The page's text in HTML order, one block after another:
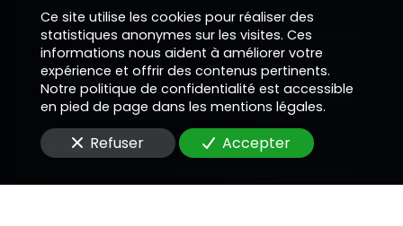
Nom
Téléphone
E-Mail
Ce site utilise les cookies pour réaliser des
statistiques anonymes sur les visites. Ces
informations nous aident à améliorer votre
expérience et offrir des contenus pertinents.
Notre politique de confidentialité est accessible
en pied de page dans les mentions légales.
Refuser Accepter